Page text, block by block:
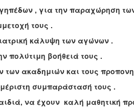
, για την παραχώρηση
τους .
κάλυψη των αγώνων .
πολύτιμη βοήθειά τους .
των ακαδημιών και τους
συμπαράστασή τους .
να έχουν καλή μαθητική